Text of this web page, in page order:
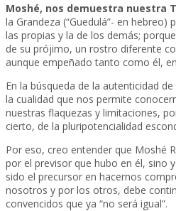
Moshé, nos demuestra nuestra
la Grandeza (“Guedulá”- en hebreo)
las propias y la de los demás;
de su prójimo, un rostro diferente
aunque empeñado tanto como él,
En la búsqueda de la autenticidad
la cualidad que nos permite
nuestras flaquezas y limitaciones,
cierto, de la pluripotencialidad
Por eso, creo entender que Moshé
por el previsor que hubo en él, sino
sido el precursor en hacernos
nosotros y por los otros, debe
convencidos que ya “no será igual”.